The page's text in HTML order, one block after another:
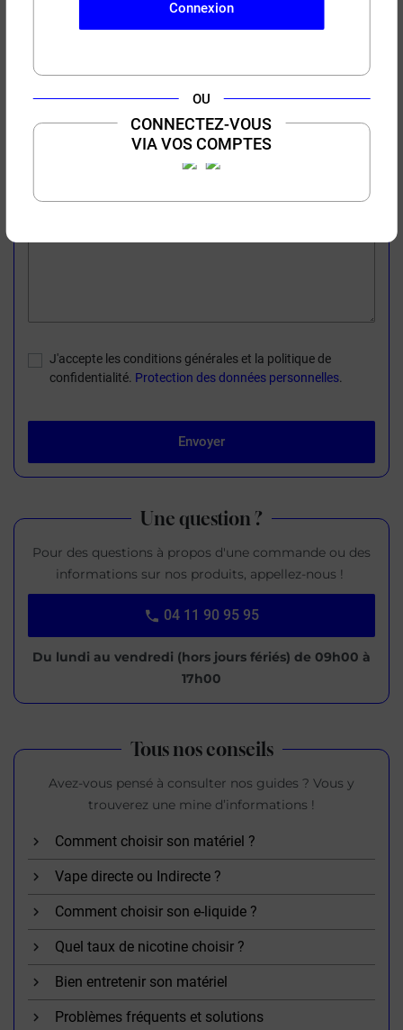
Connexion
OU
CONNECTEZ-VOUS
VIA VOS COMPTES
Une question ?
Pour des questions à propos d'une commande ou des
informations sur nos produits, appellez-nous !
04 11 90 95 95
Du lundi au vendredi (hors jours fériés) de 09h00 à
17h00
Tous nos conseils
Avez-vous pensé à consulter nos guides ? Vous y
trouverez une mine d’informations !
Comment choisir son matériel ?
Vape directe ou Indirecte ?
Comment choisir son e-liquide ?
Quel taux de nicotine choisir ?
Bien entretenir son matériel
Problèmes fréquents et solutions
optionnel
J'accepte les conditions générales et la politique de
confidentialité. Protection des données personnelles.